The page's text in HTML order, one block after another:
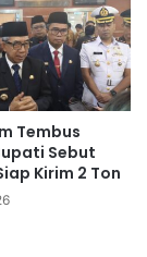
Tembus
Sebut
Kirim 2 Ton